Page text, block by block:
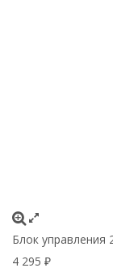
Блок управления
4 295 ₽